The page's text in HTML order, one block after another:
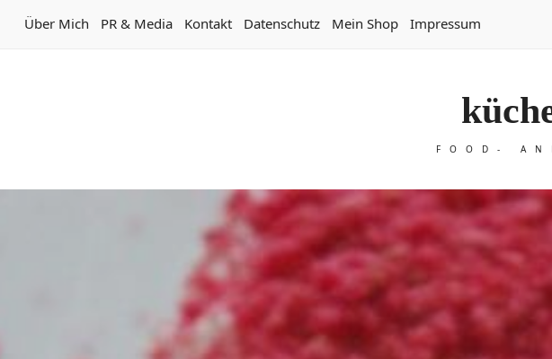
Über Mich PR & Media Kontakt Datenschutz Mein Shop Impressum
FOOD-